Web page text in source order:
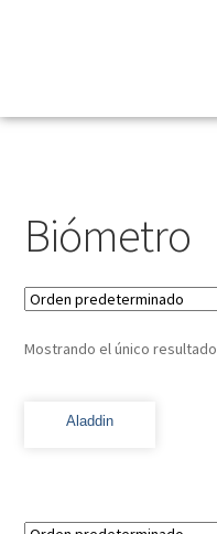
Biómetro
Mostrando el único resultado
Aladdin